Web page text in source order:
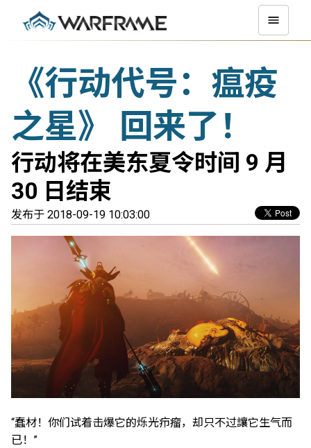
《行动代号：瘟疫
之星》 回来了！
行动将在美东夏令时间 9 月
30 日结束
发布于 2018-09-19 10:03:00
“蠢材！你们试着击爆它的烁光疖瘤，却只不过讓它生气而
已！”